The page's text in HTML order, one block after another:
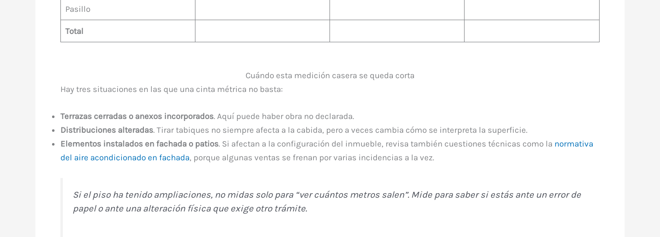
Pasillo
Total
Cuándo esta medición casera se queda corta
Hay tres situaciones en las que una cinta métrica no basta:
Terrazas cerradas o anexos incorporados. Aquí puede haber obra no declarada.
Distribuciones alteradas. Tirar tabiques no siempre afecta a la cabida, pero a veces cambia cómo se interpreta la superficie.
Elementos instalados en fachada o patios. Si afectan a la configuración del inmueble, revisa también cuestiones técnicas como la normativa
del aire acondicionado en fachada, porque algunas ventas se frenan por varias incidencias a la vez.
Si el piso ha tenido ampliaciones, no midas solo para “ver cuántos metros salen”. Mide para saber si estás ante un error de
papel o ante una alteración física que exige otro trámite.